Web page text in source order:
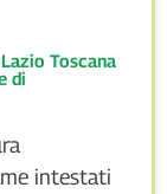
Toscana
di
intestati